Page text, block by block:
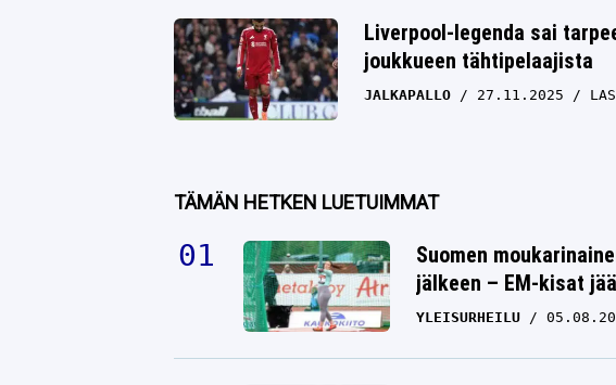
Liverpool-legenda sai
joukkueen tähtipelaajista
JALKAPALLO 27.11.2025
TÄMÄN HETKEN LUETUIMMAT
Suomen
jälkeen – EM-kisat
YLEISURHEILU